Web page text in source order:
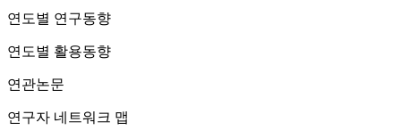
연도별 연구동향
연도별 활용동향
연관논문
연구자 네트워크 맵